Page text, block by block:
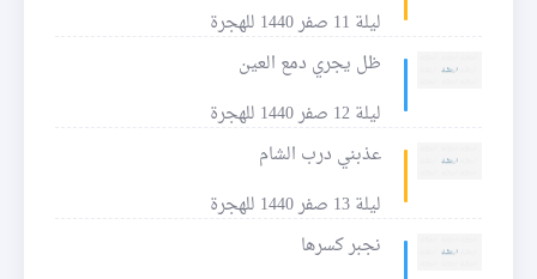
ليلة 11 صفر 1440 للهجرة
ظل يجري دمع العين
ليلة 12 صفر 1440 للهجرة
عذبني درب الشام
ليلة 13 صفر 1440 للهجرة
نجبر كسرها